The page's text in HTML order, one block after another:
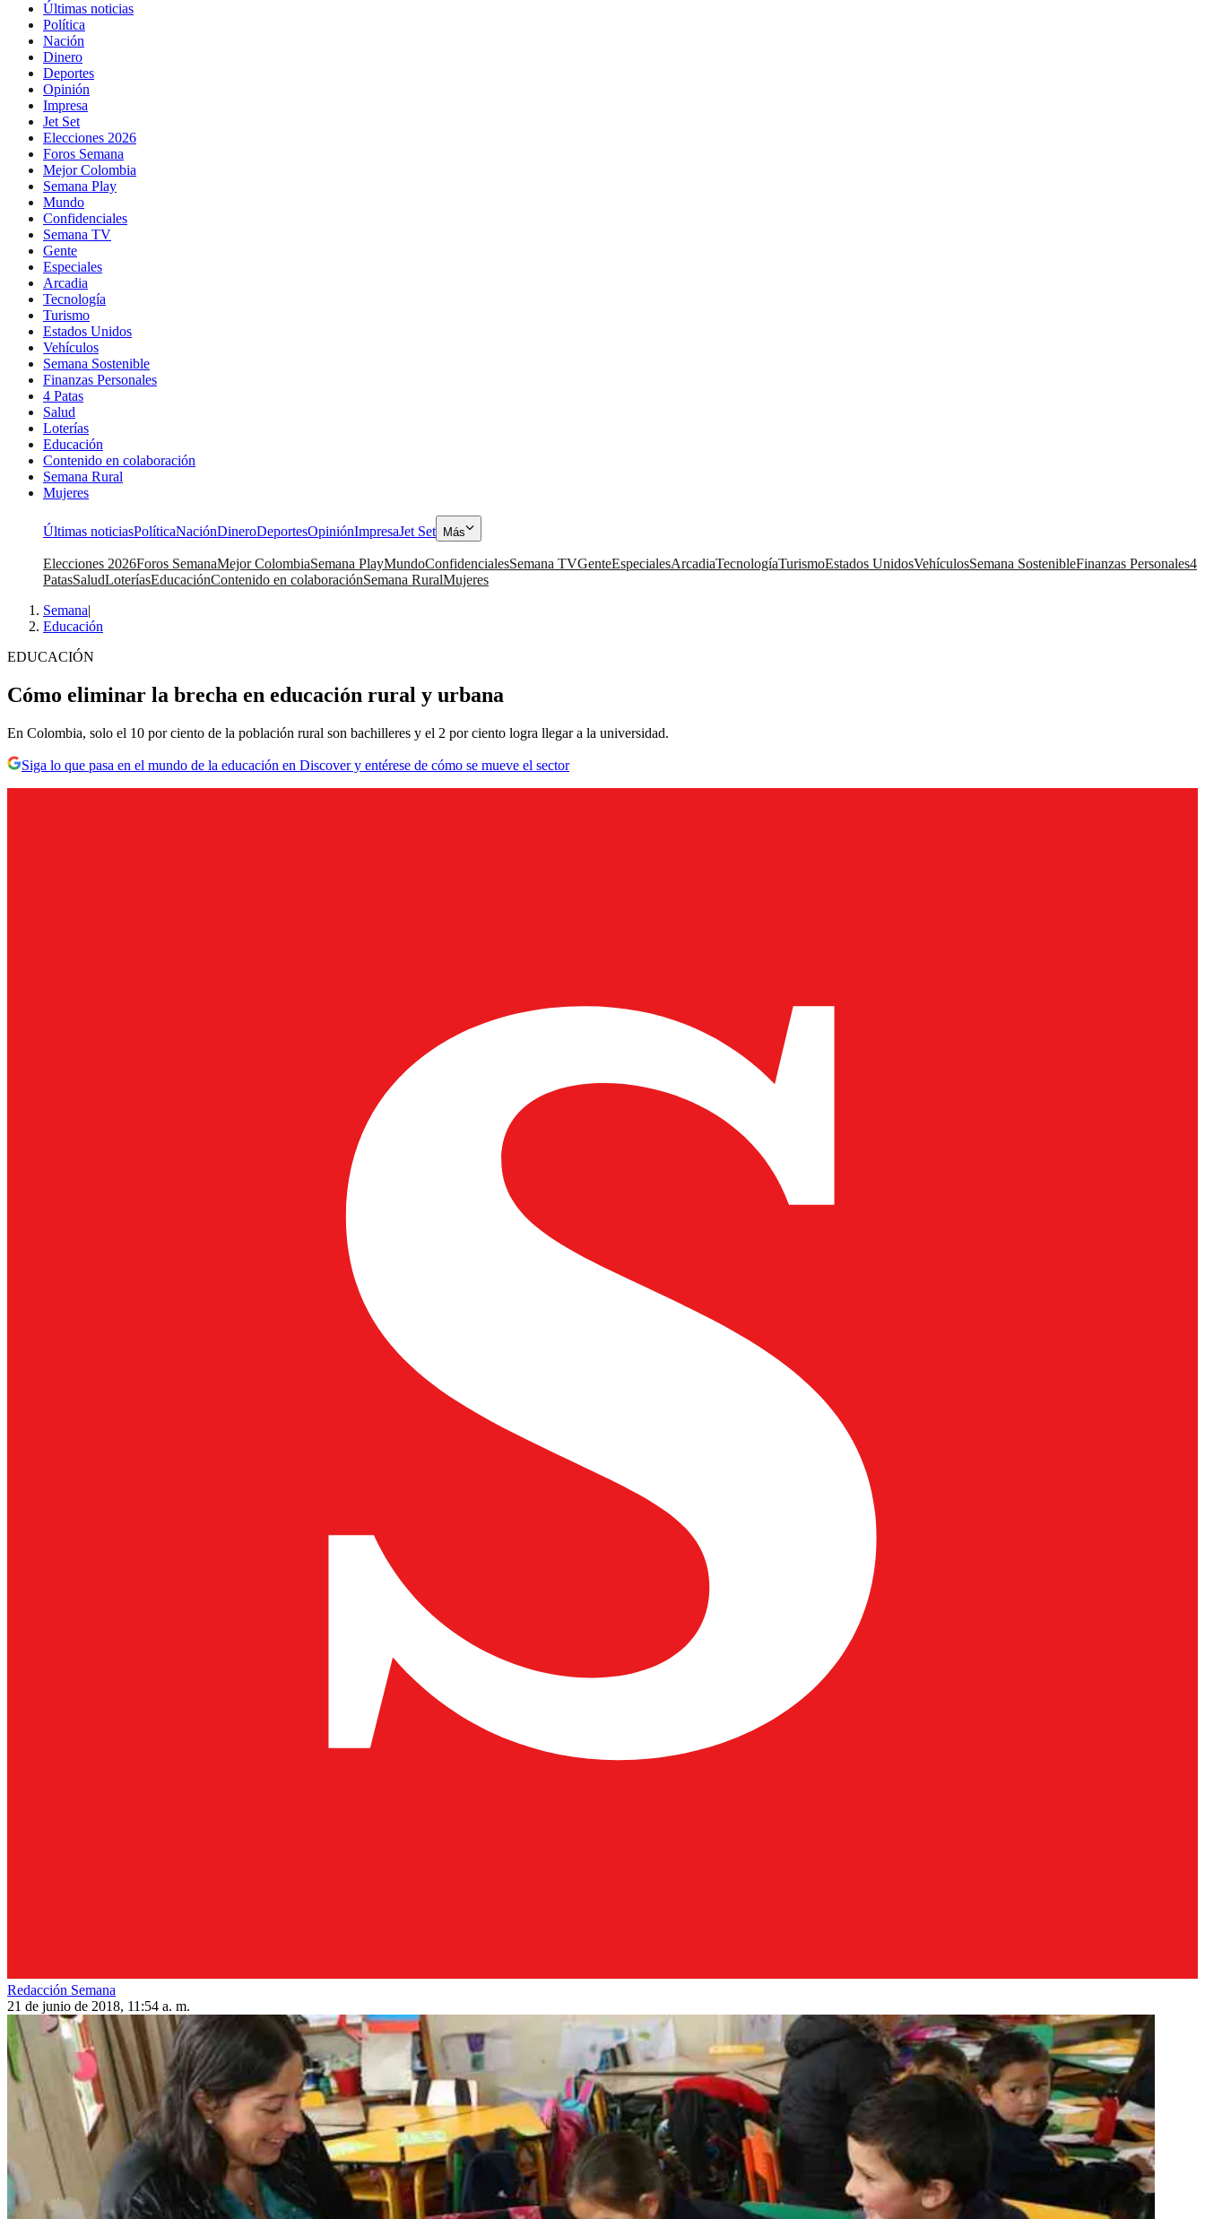
Últimas noticias
Política
Nación
Dinero
Deportes
Opinión
Impresa
Jet Set
Elecciones 2026
Foros Semana
Mejor Colombia
Semana Play
Mundo
Confidenciales
Semana TV
Gente
Especiales
Arcadia
Tecnología
Turismo
Estados Unidos
Vehículos
Semana Sostenible
Finanzas Personales
4 Patas
Salud
Loterías
Educación
Contenido en colaboración
Semana Rural
Mujeres
Últimas noticiasPolíticaNaciónDineroDeportesOpiniónImpresaJet Set Más
Elecciones 2026Foros SemanaMejor ColombiaSemana PlayMundoConfidencialesSemana TVGenteEspecialesArcadiaTecnologíaTurismoEstados UnidosVehículosSemana SostenibleFinanzas Personales4
PatasSaludLoteríasEducaciónContenido en colaboraciónSemana RuralMujeres
Semana|
Educación
EDUCACIÓN
Cómo eliminar la brecha en educación rural y urbana
En Colombia, solo el 10 por ciento de la población rural son bachilleres y el 2 por ciento logra llegar a la universidad.
Siga lo que pasa en el mundo de la educación en Discover y entérese de cómo se mueve el sector
Redacción Semana
21 de junio de 2018, 11:54 a. m.